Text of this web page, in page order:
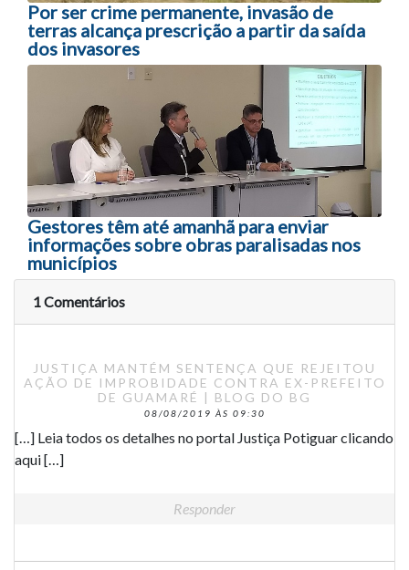
Por ser crime permanente, invasão de
terras alcança prescrição a partir da saída
dos invasores
Gestores têm até amanhã para enviar
informações sobre obras paralisadas nos
municípios
1 Comentários
JUSTIÇA MANTÉM SENTENÇA QUE REJEITOU
AÇÃO DE IMPROBIDADE CONTRA EX-PREFEITO
DE GUAMARÉ | BLOG DO BG
08/08/2019 ÀS 09:30
[…] Leia todos os detalhes no portal Justiça Potiguar clicando
aqui […]
Responder